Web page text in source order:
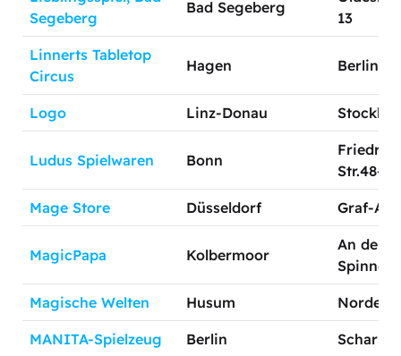
Segeberg
Bad Segeberg
13
Linnerts Tabletop
Circus
Hagen Berliner
Logo Linz-Donau
Ludus Spielwaren Bonn
Str.48-50
Mage Store Düsseldorf Graf-
MagicPapa Kolbermoor
An der
Magische Welten Husum
MANITA-Spielzeug Berlin